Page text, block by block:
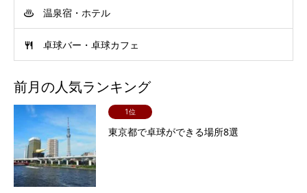
温泉宿・ホテル
卓球バー・卓球カフェ
前月の人気ランキング
1位
東京都で卓球ができる場所8選